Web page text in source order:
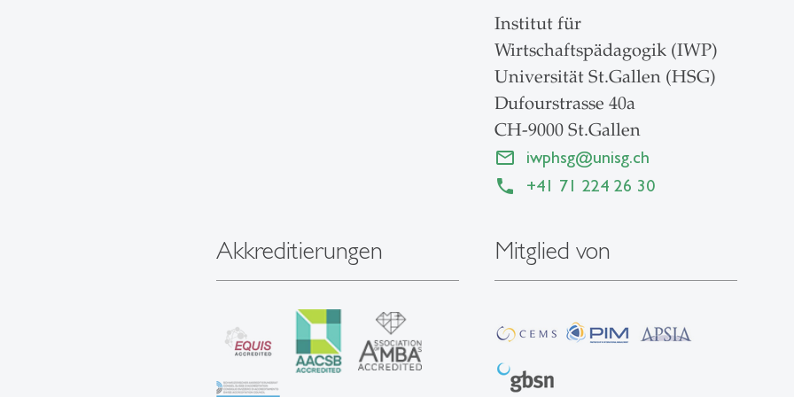
Institut für
Wirtschaftspädagogik (IWP)
Universität St.Gallen (HSG)
Dufourstrasse 40a
CH-9000 St.Gallen
iwphsg@unisg.ch
+41 71 224 26 30
Akkreditierungen Mitglied von